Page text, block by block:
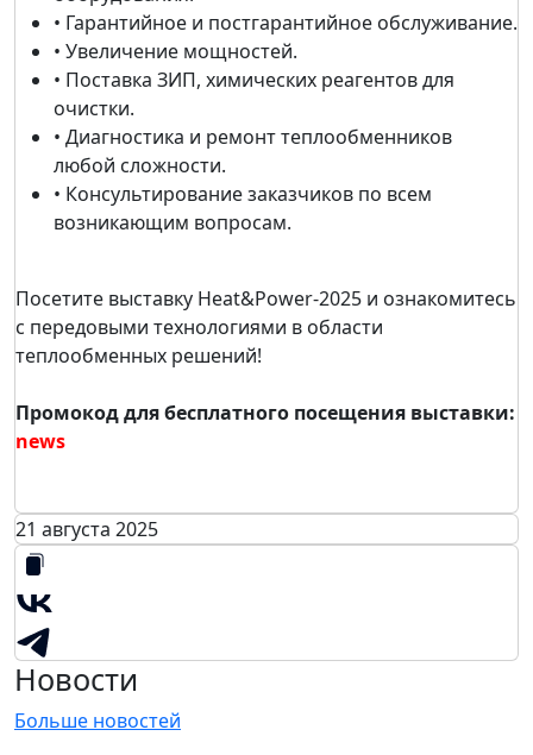
• Гарантийное и постгарантийное обслуживание.
• Увеличение мощностей.
• Поставка ЗИП, химических реагентов для
очистки.
• Диагностика и ремонт теплообменников
любой сложности.
• Консультирование заказчиков по всем
возникающим вопросам.
Посетите выставку Heat&Power-2025 и ознакомитесь
с передовыми технологиями в области
теплообменных решений!
Промокод для бесплатного посещения выставки:
news
21 августа 2025
Новости
Больше новостей